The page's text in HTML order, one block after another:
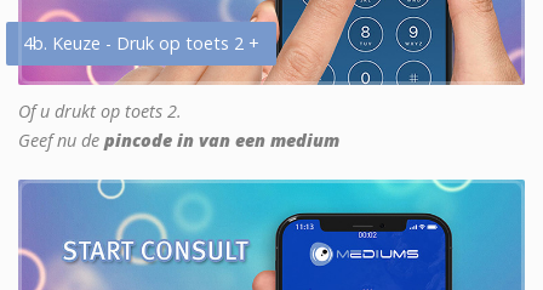
4b. Keuze - Druk op toets 2 +
Of u drukt op toets 2.
Geef nu de pincode in van een medium